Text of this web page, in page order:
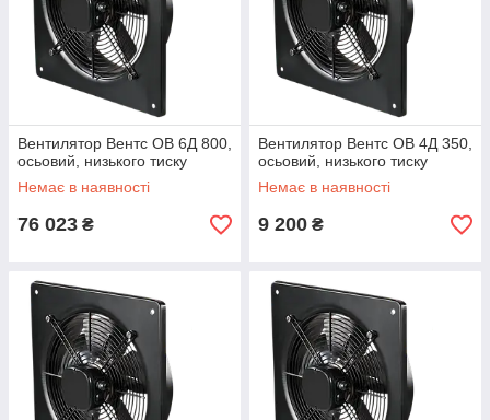
Вентилятор Вентс ОВ 6Д 800,
осьовий, низького тиску
Немає в наявності
76 023 ₴
Вентилятор Вентс ОВ 4Д 350,
осьовий, низького тиску
Немає в наявності
9 200 ₴